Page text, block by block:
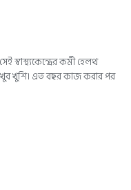
স্বাস্থ্যকেন্দ্রের কর্মী হেলথ
খুশি। এত বছর কাজ করার পর